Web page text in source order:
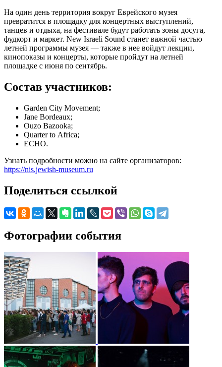
На один день территория вокруг Еврейского музея
превратится в площадку для концертных выступлений,
танцев и отдыха, на фестивале будут работать зоны досуга,
фудкорт и маркет. New Israeli Sound станет важной частью
летней программы музея — также в нее войдут лекции,
кинопоказы и концерты, которые пройдут на летней
площадке с июня по сентябрь.
Состав участников:
Garden City Movement;
Jane Bordeaux;
Ouzo Bazooka;
Quarter to Africa;
ECHO.
Узнать подробности можно на сайте организаторов:
https://nis.jewish-museum.ru
Поделиться ссылкой
Фотографии события